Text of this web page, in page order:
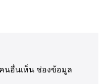
นอื่นเห็น ช่องข้อมูล